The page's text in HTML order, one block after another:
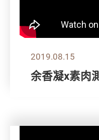
2019.08.15
余香凝x素肉